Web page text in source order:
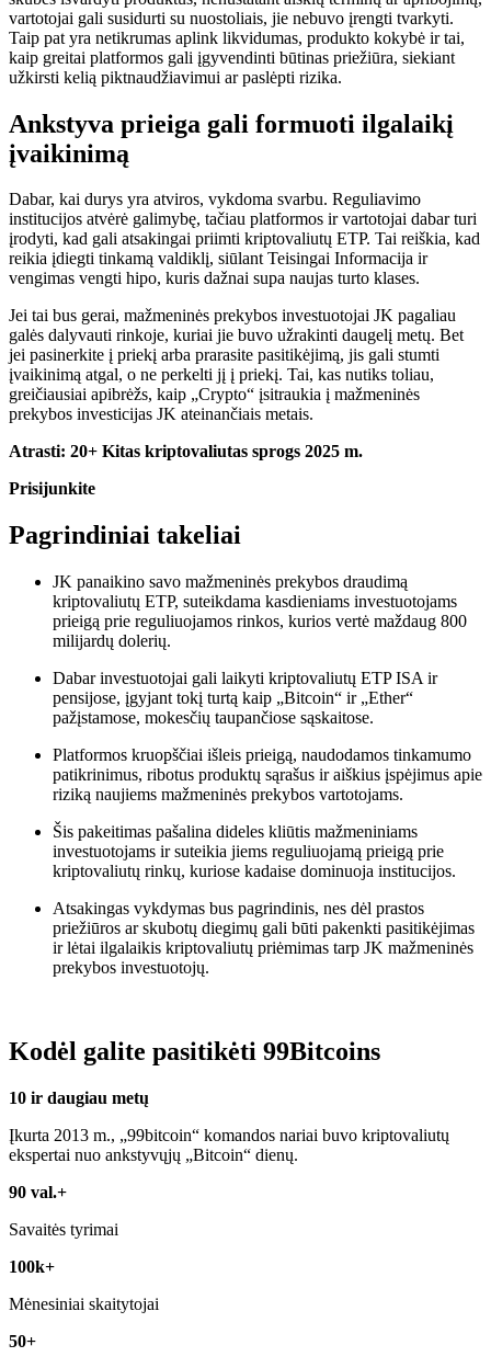
vartotojai gali susidurti su nuostoliais, jie nebuvo įrengti tvarkyti.
Taip pat yra netikrumas aplink likvidumas, produkto kokybė ir tai,
kaip greitai platformos gali įgyvendinti būtinas priežiūra, siekiant
užkirsti kelią piktnaudžiavimui ar paslėpti rizika.
Ankstyva prieiga gali formuoti ilgalaikį
įvaikinimą
Dabar, kai durys yra atviros, vykdoma svarbu. Reguliavimo
institucijos atvėrė galimybę, tačiau platformos ir vartotojai dabar turi
įrodyti, kad gali atsakingai priimti kriptovaliutų ETP. Tai reiškia, kad
reikia įdiegti tinkamą valdiklį, siūlantTeisingai Informacija ir
vengimas vengti hipo, kuris dažnai supa naujas turto klases.
Jei tai bus gerai, mažmeninės prekybos investuotojai JK pagaliau
galės dalyvauti rinkoje, kuriai jie buvo užrakinti daugelį metų. Bet
jei pasinerkite į priekį arba prarasite pasitikėjimą, jis gali stumti
įvaikinimą atgal, o ne perkelti jį į priekį. Tai, kas nutiks toliau,
greičiausiai apibrėžs, kaip „Crypto“ įsitraukia į mažmeninės
prekybos investicijas JK ateinančiais metais.
Atrasti: 20+ Kitas kriptovaliutas sprogs 2025 m.
Prisijunkite
Pagrindiniai takeliai
JK panaikino savo mažmeninės prekybos draudimą
kriptovaliutų ETP, suteikdama kasdieniams investuotojams
prieigą prie reguliuojamos rinkos, kurios vertė maždaug 800
milijardų dolerių.
Dabar investuotojai gali laikyti kriptovaliutų ETP ISA ir
pensijose, įgyjant tokį turtą kaip „Bitcoin“ ir „Ether“
pažįstamose, mokesčių taupančiose sąskaitose.
Platformos kruopščiai išleis prieigą, naudodamos tinkamumo
patikrinimus, ribotus produktų sąrašus ir aiškius įspėjimus apie
riziką naujiems mažmeninės prekybos vartotojams.
Šis pakeitimas pašalina dideles kliūtis mažmeniniams
investuotojams ir suteikia jiems reguliuojamą prieigą prie
kriptovaliutų rinkų, kuriose kadaise dominuoja institucijos.
Atsakingas vykdymas bus pagrindinis, nes dėl prastos
priežiūros ar skubotų diegimų gali būti pakenkti pasitikėjimas
ir lėtai ilgalaikis kriptovaliutų priėmimas tarp JK mažmeninės
prekybos investuotojų.
Kodėl galite pasitikėti 99Bitcoins
10 ir daugiau metų
Įkurta 2013 m., „99bitcoin“ komandos nariai buvo kriptovaliutų
ekspertai nuo ankstyvųjų „Bitcoin“ dienų.
90 val.+
Savaitės tyrimai
100k+
Mėnesiniai skaitytojai
50+